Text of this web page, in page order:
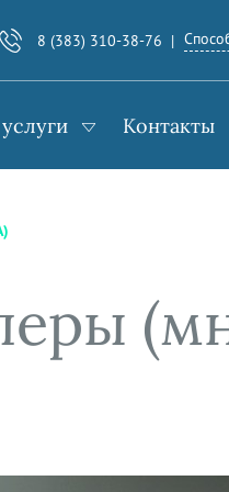
8 (383) 310-38-76
Контакты